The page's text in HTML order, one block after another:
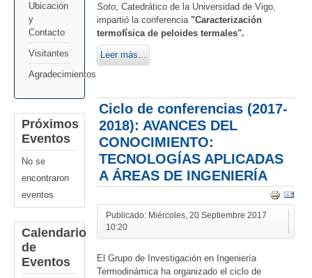
Ubicación
y
Contacto
Visitantes
Agradecimientos
Próximos
Eventos
No se
encontraron
eventos
Calendario
de
Eventos
Soto, Catedrático de la Universidad de Vigo,
impartió la conferencia "Caracterización
termofísica de peloides termales".
Leer más...
Ciclo de conferencias (2017-
2018): AVANCES DEL
CONOCIMIENTO:
TECNOLOGÍAS APLICADAS
A ÁREAS DE INGENIERÍA
Publicado: Miércoles, 20 Septiembre 2017
10:20
El Grupo de Investigación en Ingeniería
Termodinámica ha organizado el ciclo de